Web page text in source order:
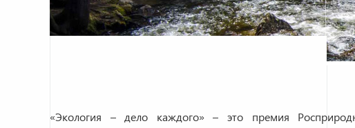
«Экология – дело каждого» – это премия